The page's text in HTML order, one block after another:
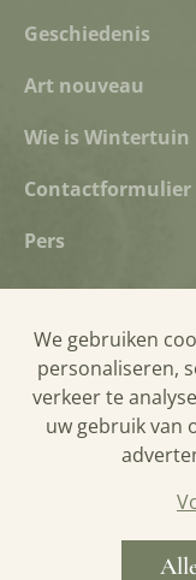
Geschiedenis
Art nouveau
Wie is Wintertuin
Contactformulier
Pers
Privacyverklaring
Cookieverklaring
Algemene
We gebruiken
personaliseren,
verkeer te
uw gebruik van